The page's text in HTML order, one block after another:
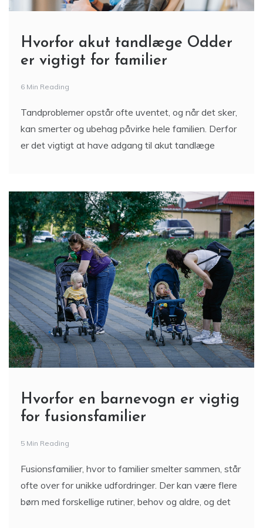
Hvorfor akut tandlæge Odder
er vigtigt for familier
6 Min Reading
Tandproblemer opstår ofte uventet, og når det sker,
kan smerter og ubehag påvirke hele familien. Derfor
er det vigtigt at have adgang til akut tandlæge
Hvorfor en barnevogn er vigtig
for fusionsfamilier
5 Min Reading
Fusionsfamilier, hvor to familier smelter sammen, står
ofte over for unikke udfordringer. Der kan være flere
børn med forskellige rutiner, behov og aldre, og det